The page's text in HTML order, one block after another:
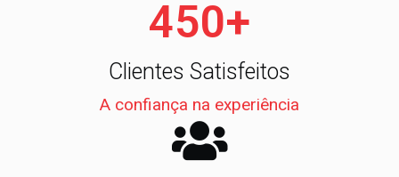
Clientes Satisfeitos
450+
A confiança na experiência